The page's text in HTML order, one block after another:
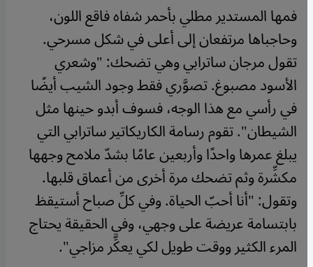
فمها المستدير مطلي بأحمر شفاه فاقع اللون،
وحاجباها مرتفعان إلى أعلى في شكل مسرحي.
تقول مرجان ساترابي وهي تضحك: "وشعري
الأسود مصبوغ. تصوَّري فقط وجود الشيب أيضًا
في رأسي مع هذا الوجه، فسوف أبدو حينها مثل
الشيطان". تقوم رسامة الكاريكاتير ساترابي التي
يبلغ عمرها واحدًا وأربعين عامًا بشدّ ملامح وجهها
مكشِّرة وثم تضحك مرة أخرى من أعماق قلبها.
وتقول: "أنا أحبّ الحياة. وفي كلِّ صباح أستيقظ
بابتسامة عريضة على وجهي، وفي الحقيقة يحتاج
المرء الكثير ووقت طويل لكي يعكِّر مزاجي".